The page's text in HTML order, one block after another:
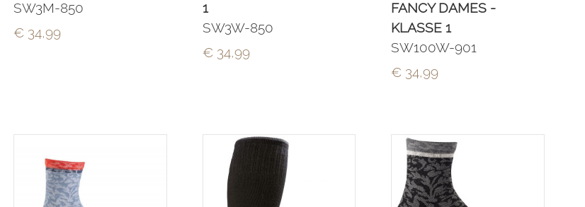
SW3M-850
€ 34,99
1
SW3W-850
€ 34,99
FANCY DAMES -
KLASSE 1
SW100W-901
€ 34,99